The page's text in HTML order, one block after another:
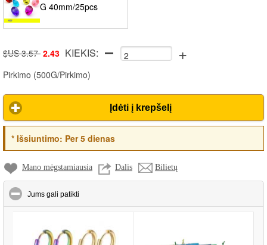
G 40mm/25pcs
$US 3.57 2.43 KIEKIS: +
Pirkimo (500G/Pirkimo)
Įdėti į krepšelį
*Išsiuntimo: Per 5 dienas
Mano mėgstamiausia Dalis Bilietų
Jums gali patikti